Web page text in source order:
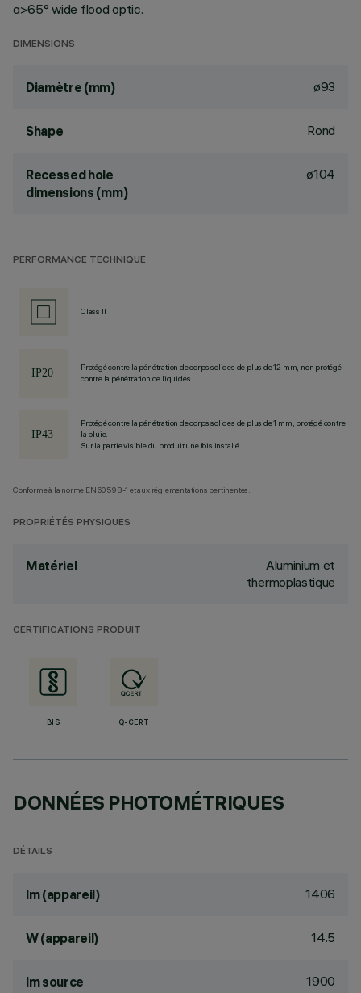
α>65° wide flood optic.
DIMENSIONS
Diamètre (mm) ø93
Shape Rond
Recessed hole
dimensions (mm)
ø104
PERFORMANCE TECHNIQUE
Class II
Protégé contre la pénétration de corps solides de plus de 12 mm, non protégé
contre la pénétration de liquides.
Protégé contre la pénétration de corps solides de plus de 1 mm, protégé contre
la pluie.
Sur la partie visible du produit une fois installé
Conforme à la norme EN60598-1 et aux réglementations pertinentes.
PROPRIÉTÉS PHYSIQUES
Matériel
Aluminium et
thermoplastique
CERTIFICATIONS PRODUIT
BIS Q-CERT
DONNÉES PHOTOMÉTRIQUES
DÉTAILS
lm (appareil) 1406
W (appareil) 14.5
lm source 1900